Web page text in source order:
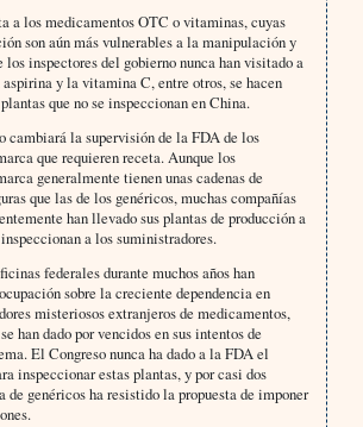
a los medicamentos OTC o vitaminas, cuyas
son aún más vulnerables a la manipulación y
inspectores del gobierno nunca han visitado a
y la vitamina C, entre otros, se hacen
que no se inspeccionan en China.
cambiará la supervisión de la FDA de los
que requieren receta. Aunque los
generalmente tienen unas cadenas de
que las de los genéricos, muchas compañías
han llevado sus plantas de producción a
a los suministradores.
federales durante muchos años han
sobre la creciente dependencia en
misteriosos extranjeros de medicamentos,
han dado por vencidos en sus intentos de
El Congreso nunca ha dado a la FDA el
inspeccionar estas plantas, y por casi dos
de genéricos ha resistido la propuesta de imponer